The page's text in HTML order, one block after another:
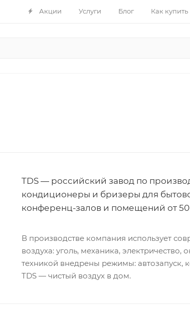
Акции Услуги Блог Как купить
TDS — российский завод по
кондиционеры и бризеры для
конференц-залов и помещений от 50
В производстве компания использует
воздуха: уголь, механика,
техникой внедрены режимы: автозапуск,
TDS — чистый воздух в дом.